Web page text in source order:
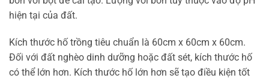
hiện tại của đất.
Kích thước hố trồng tiêu chuẩn là 60cm x 60cm x 60cm.
Đối với đất nghèo dinh dưỡng hoặc đất sét, kích thước hố
có thể lớn hơn. Kích thước hố lớn hơn sẽ tạo điều kiện tốt